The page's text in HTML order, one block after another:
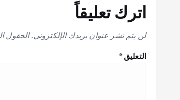
اترك تعليقاً
لن يتم نشر عنوان بريدك الإلكتروني. الحقول
التعليق*